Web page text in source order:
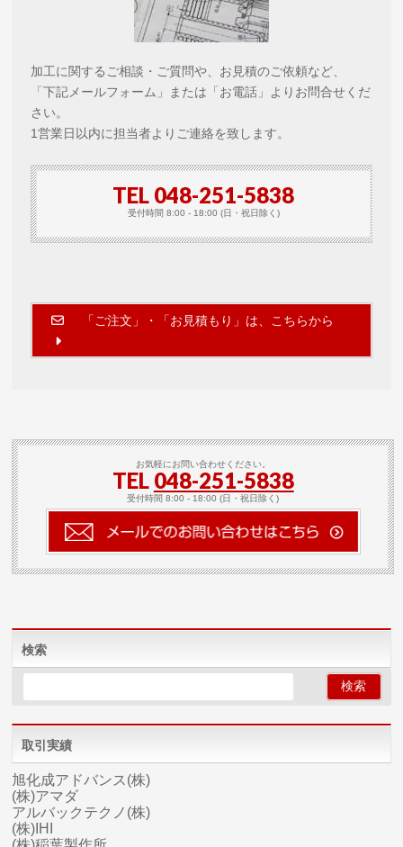
加工に関するご相談・ご質問や、お見積のご依頼など、
「下記メールフォーム」または「お電話」よりお問合せくだ
さい。
1営業日以内に担当者よりご連絡を致します。
TEL 048-251-5838
受付時間 8:00 - 18:00 (日・祝日除く)
「ご注文」・「お見積もり」は、こちらから
お気軽にお問い合わせください。
TEL 048-251-5838
受付時間 8:00 - 18:00 (日・祝日除く)
検索
取引実績
旭化成アドバンス(株)
(株)アマダ
アルバックテクノ(株)
(株)IHI